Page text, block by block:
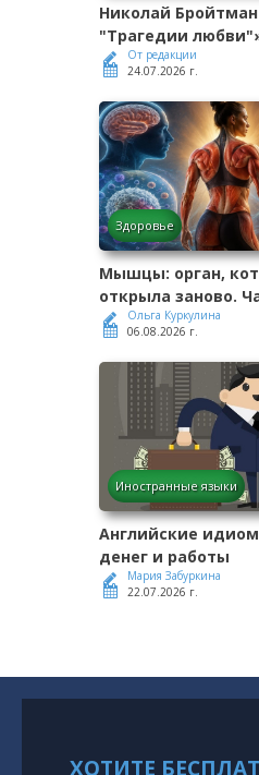
Николай
"Трагедии
От редакции
24.07.2026 г.
Здоровье
Мышцы: орган,
открыла заново.
Ольга Куркулина
06.08.2026 г.
Иностранные языки
Английские
денег и работы
Мария Забуркина
22.07.2026 г.
ХОТИТЕ